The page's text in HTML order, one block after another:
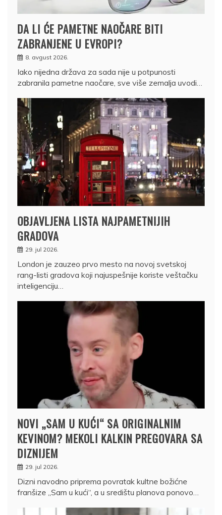
DA LI ĆE PAMETNE NAOČARE BITI
ZABRANJENE U EVROPI?
8. avgust 2026.
Iako nijedna država za sada nije u potpunosti
zabranila pametne naočare, sve više zemalja uvodi…
OBJAVLJENA LISTA NAJPAMETNIJIH
GRADOVA
29. jul 2026.
London je zauzeo prvo mesto na novoj svetskoj
rang-listi gradova koji najuspešnije koriste veštačku
inteligenciju…
NOVI „SAM U KUĆI“ SA ORIGINALNIM
KEVINOM? MEKOLI KALKIN PREGOVARA SA
DIZNIJEM
29. jul 2026.
Dizni navodno priprema povratak kultne božićne
franšize „Sam u kući“, a u središtu planova ponovo…